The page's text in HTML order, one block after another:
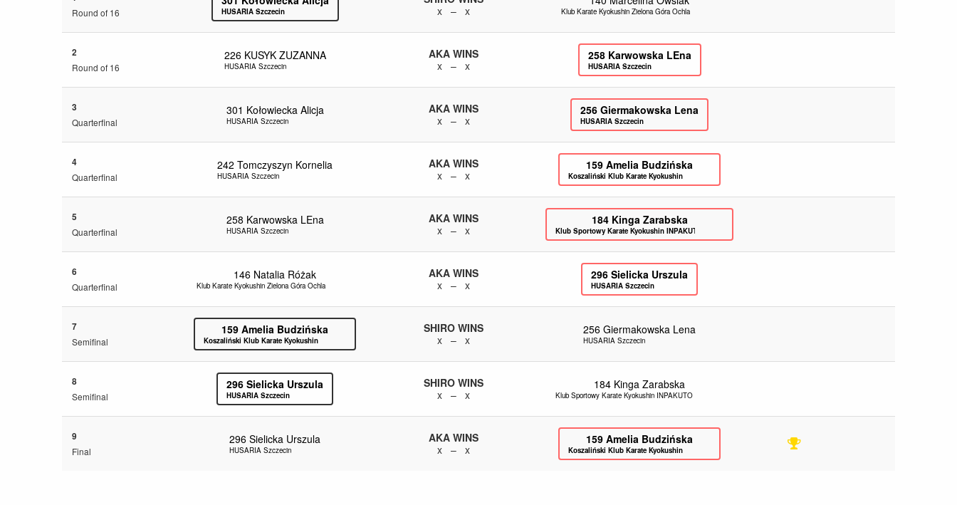
Round of 16
HUSARIA Szczecin
x – x
Klub Karate Kyokushin Zielona Góra Ochla
2
Round of 16
226 KUSYK ZUZANNA
HUSARIA Szczecin
AKA WINS
x – x
258 Karwowska LEna
HUSARIA Szczecin
3
Quarterfinal
301 Kołowiecka Alicja
HUSARIA Szczecin
AKA WINS
x – x
256 Giermakowska Lena
HUSARIA Szczecin
4
Quarterfinal
242 Tomczyszyn Kornelia
HUSARIA Szczecin
AKA WINS
x – x
159 Amelia Budzińska
Koszaliński Klub Karate Kyokushin
5
Quarterfinal
258 Karwowska LEna
HUSARIA Szczecin
AKA WINS
x – x
184 Kinga Zarabska
Klub Sportowy Karate Kyokushin INPAKUTO Łukowica
6
Quarterfinal
146 Natalia Różak
Klub Karate Kyokushin Zielona Góra Ochla
AKA WINS
x – x
296 Sielicka Urszula
HUSARIA Szczecin
7
Semifinal
159 Amelia Budzińska
Koszaliński Klub Karate Kyokushin
SHIRO WINS
x – x
256 Giermakowska Lena
HUSARIA Szczecin
8
Semifinal
296 Sielicka Urszula
HUSARIA Szczecin
SHIRO WINS
x – x
184 Kinga Zarabska
Klub Sportowy Karate Kyokushin INPAKUTO Łukowica
9
Final
296 Sielicka Urszula
HUSARIA Szczecin
AKA WINS
x – x
159 Amelia Budzińska
Koszaliński Klub Karate Kyokushin